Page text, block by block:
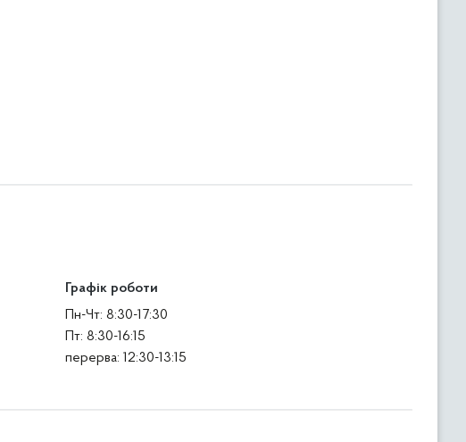
Графік роботи
Пн-Чт: 8:30-17:30
Пт: 8:30-16:15
перерва: 12:30-13:15